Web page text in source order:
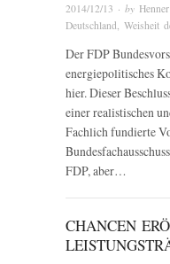
2014/12/13 · by
Deutschland, Weisheit
Der FDP
energiepolitisches
hier. Dieser
einer realistischen
Fachlich fundierte
FDP, aber…
CHANCEN